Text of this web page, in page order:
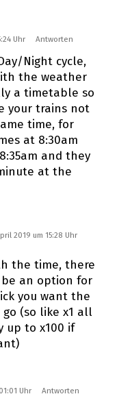
Uhr Antworten
Night cycle,
the weather
a timetable so
your trains not
time, for
at 8:30am
and they
at the
2019 um 15:28 Uhr
the time, there
an option for
you want the
(so like x1 all
up to x100 if
Uhr Antworten